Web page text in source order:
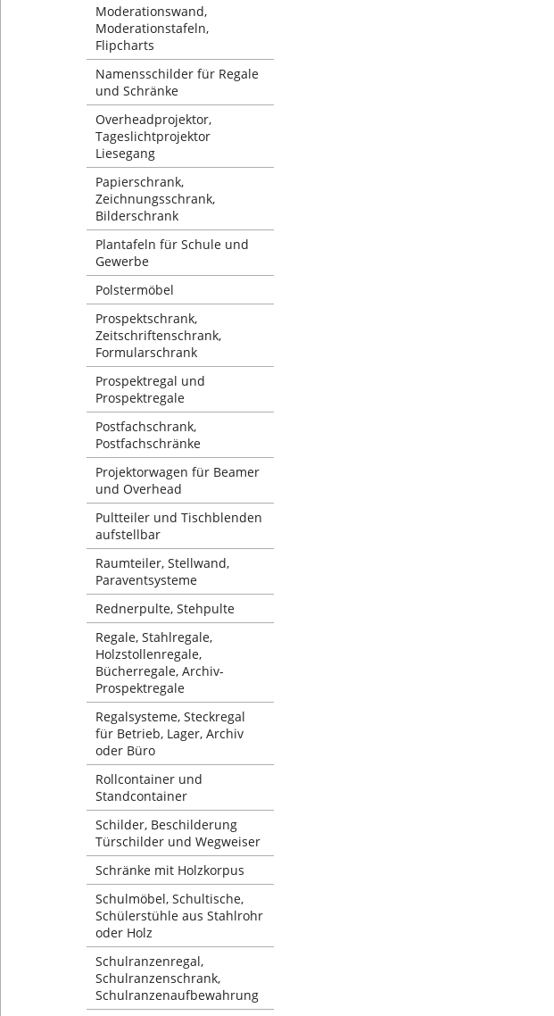
Moderationswand,
Moderationstafeln,
Flipcharts
Namensschilder für Regale
und Schränke
Overheadprojektor,
Tageslichtprojektor
Liesegang
Papierschrank,
Zeichnungsschrank,
Bilderschrank
Plantafeln für Schule und
Gewerbe
Polstermöbel
Prospektschrank,
Zeitschriftenschrank,
Formularschrank
Prospektregal und
Prospektregale
Postfachschrank,
Postfachschränke
Projektorwagen für Beamer
und Overhead
Pultteiler und Tischblenden
aufstellbar
Raumteiler, Stellwand,
Paraventsysteme
Rednerpulte, Stehpulte
Regale, Stahlregale,
Holzstollenregale,
Bücherregale, Archiv-
Prospektregale
Regalsysteme, Steckregal
für Betrieb, Lager, Archiv
oder Büro
Rollcontainer und
Standcontainer
Schilder, Beschilderung
Türschilder und Wegweiser
Schränke mit Holzkorpus
Schulmöbel, Schultische,
Schülerstühle aus Stahlrohr
oder Holz
Schulranzenregal,
Schulranzenschrank,
Schulranzenaufbewahrung